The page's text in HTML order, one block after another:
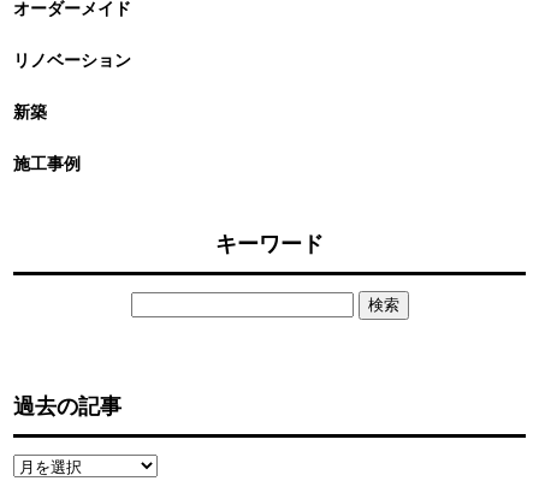
オーダーメイド
リノベーション
新築
施工事例
キーワード
過去の記事
過